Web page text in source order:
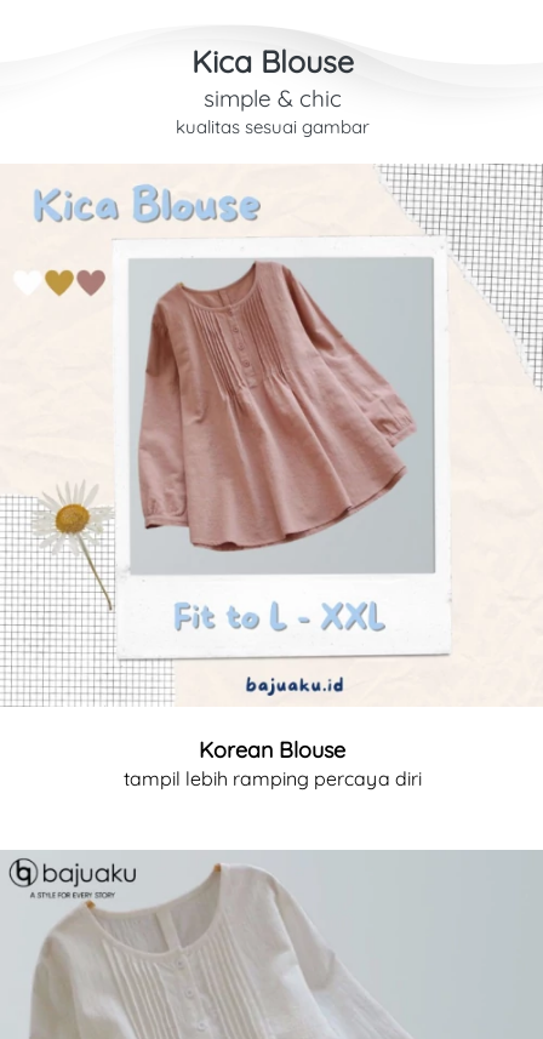
Kica Blouse
simple & chic
kualitas sesuai gambar
Korean Blouse
tampil lebih ramping percaya diri